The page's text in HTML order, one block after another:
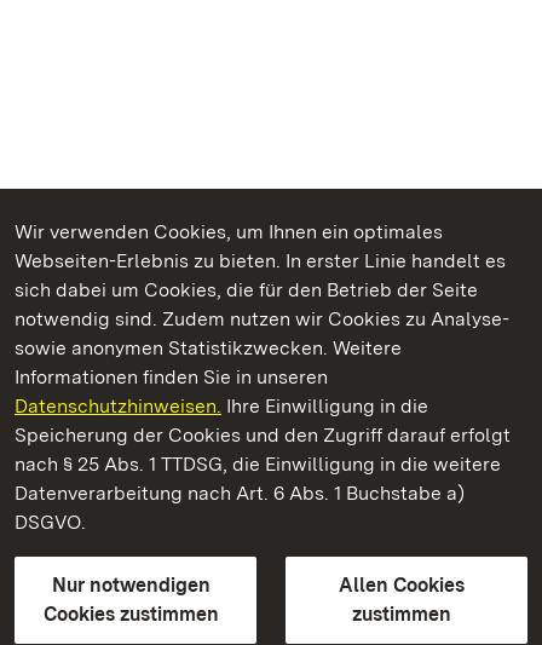
Wir verwenden Cookies, um Ihnen ein optimales
Webseiten-Erlebnis zu bieten. In erster Linie handelt es
sich dabei um Cookies, die für den Betrieb der Seite
notwendig sind. Zudem nutzen wir Cookies zu Analyse-
sowie anonymen Statistikzwecken. Weitere
Informationen finden Sie in unseren
Datenschutzhinweisen. Ihre Einwilligung in die
Speicherung der Cookies und den Zugriff darauf erfolgt
nach § 25 Abs. 1 TTDSG, die Einwilligung in die weitere
Datenverarbeitung nach Art. 6 Abs. 1 Buchstabe a)
DSGVO.
Nur notwendigen
Cookies zustimmen
Allen Cookies
zustimmen
Kommen. Staunen. Genießen.
Neues Schloss Tettnang
Staatliche Schlösser und Gärten Baden-Württemberg
Kontakt
GebärdenspracheLeichte Sprache
Erklärung zur Barrierefreiheit
BITV-konform (geprüfte Seiten)